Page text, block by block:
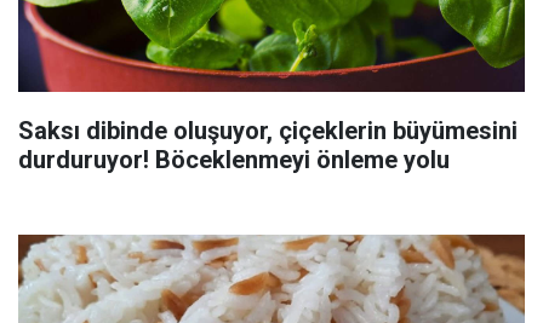
Saksı dibinde oluşuyor, çiçeklerin büyümesini
durduruyor! Böceklenmeyi önleme yolu